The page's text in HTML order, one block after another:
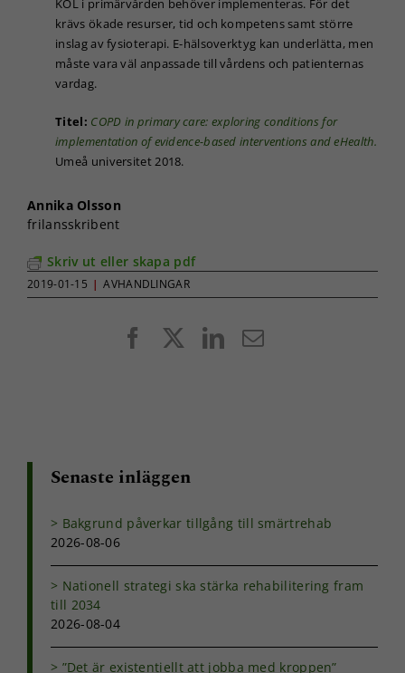
KOL i primärvården behöver implementeras. För det
krävs ökade resurser, tid och kompetens samt större
inslag av fysioterapi. E-hälsoverktyg kan underlätta, men
måste vara väl anpassade till vårdens och patienternas
vardag.
Titel: COPD in primary care: exploring conditions for
implementation of evidence-based interventions and eHealth.
Umeå universitet 2018.
Annika Olsson
frilansskribent
Skriv ut eller skapa pdf
2019-01-15 | AVHANDLINGAR
FacebookLinkedIn
E-
Senaste inläggen
Bakgrund påverkar tillgång till smärtrehab
2026-08-06
Nationell strategi ska stärka rehabilitering fram
till 2034
2026-08-04
”Det är existentiellt att jobba med kroppen”